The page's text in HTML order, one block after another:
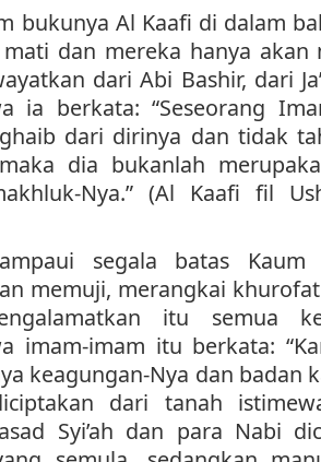
bukunya Al Kaafi di dalam
dan mereka hanya akan
dari Abi Bashir, dari
ia berkata: “Seseorang
dari dirinya dan tidak
dia bukanlah
Nya.” (Al Kaafi fil
segala batas Kaum
memuji, merangkai
itu semua
imam-imam itu berkata:
keagungan-Nya dan badan
dari tanah
Syi’ah dan para Nabi